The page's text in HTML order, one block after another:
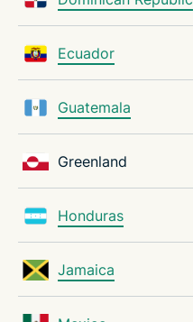
Ecuador
Guatemala
Greenland
Honduras
Jamaica